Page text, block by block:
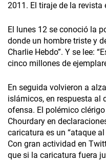
2011. El tiraje de la revista
El lunes 12 se conoció la
donde un hombre triste y
Charlie Hebdo”. Y se lee:
cinco millones de
En seguida volvieron a
islámicos, en respuesta al
ofensa. El polémico
Chourdary en
caricatura es un “ataque
Con gran actividad en
que si la caricatura fuera